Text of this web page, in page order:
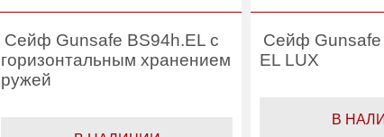
Сейф Gunsafe BS94h.EL с
горизонтальным хранением
ружей
Сейф Gunsafe
EL LUX
В